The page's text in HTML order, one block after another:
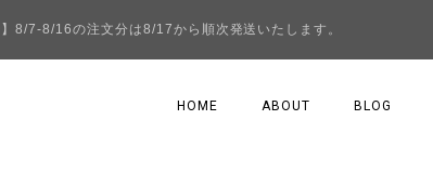
】8/7-8/16の注文分は8/17から順次発送いたします。
HOME ABOUT BLOG